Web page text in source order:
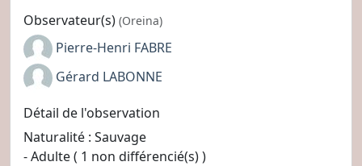
Observateur(s) (Oreina)
Pierre-Henri FABRE
Gérard LABONNE
Détail de l'observation
Naturalité : Sauvage
- Adulte ( 1 non différencié(s) )